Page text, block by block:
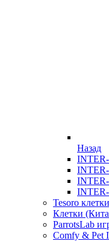
Назад
INTER-
Tesoro
Клетки
ParrotsLab
Comfy & Pet